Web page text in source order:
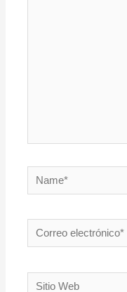
Name*
Correo
electrónico*
Sitio